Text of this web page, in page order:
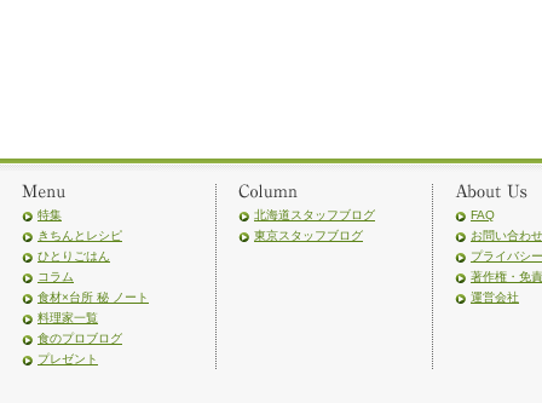
特集
きちんとレシピ
ひとりごはん
コラム
食材×台所 秘 ノート
料理家一覧
食のプロブログ
プレゼント
北海道スタッフブログ
東京スタッフブログ
FAQ
お問い合わせ
プライバシ
著作権・免
運営会社